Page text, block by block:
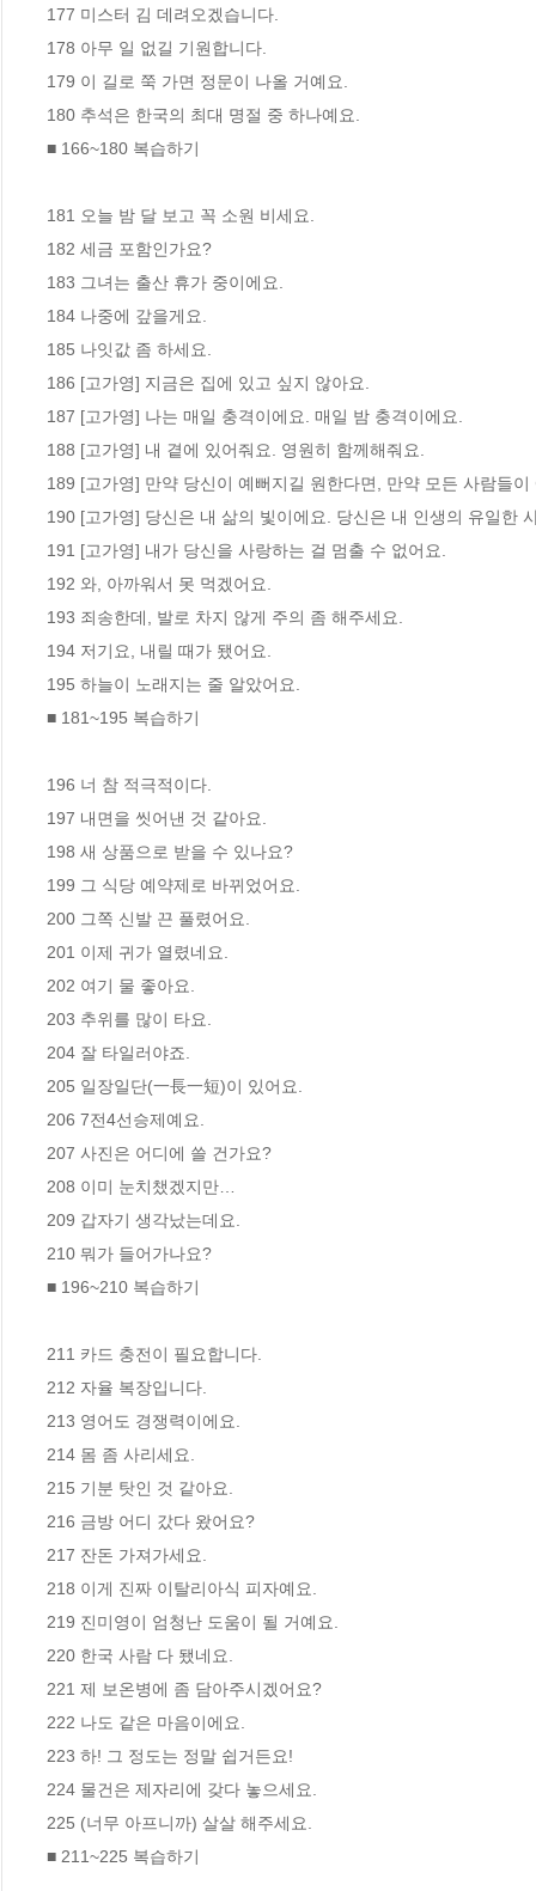
177 미스터 김 데려오겠습니다.
178 아무 일 없길 기원합니다.
179 이 길로 쭉 가면 정문이 나올 거예요.
180 추석은 한국의 최대 명절 중 하나예요.
■ 166~180 복습하기
181 오늘 밤 달 보고 꼭 소원 비세요.
182 세금 포함인가요?
183 그녀는 출산 휴가 중이에요.
184 나중에 갚을게요.
185 나잇값 좀 하세요.
186 [고가영] 지금은 집에 있고 싶지 않아요.
187 [고가영] 나는 매일 충격이에요. 매일 밤 충격이에요.
188 [고가영] 내 곁에 있어줘요. 영원히 함께해줘요.
189 [고가영] 만약 당신이 예뻐지길 원한다면, 만약 모든 사람들
190 [고가영] 당신은 내 삶의 빛이에요. 당신은 내 인생의 유일한
191 [고가영] 내가 당신을 사랑하는 걸 멈출 수 없어요.
192 와, 아까워서 못 먹겠어요.
193 죄송한데, 발로 차지 않게 주의 좀 해주세요.
194 저기요, 내릴 때가 됐어요.
195 하늘이 노래지는 줄 알았어요.
■ 181~195 복습하기
196 너 참 적극적이다.
197 내면을 씻어낸 것 같아요.
198 새 상품으로 받을 수 있나요?
199 그 식당 예약제로 바뀌었어요.
200 그쪽 신발 끈 풀렸어요.
201 이제 귀가 열렸네요.
202 여기 물 좋아요.
203 추위를 많이 타요.
204 잘 타일러야죠.
205 일장일단(一長一短)이 있어요.
206 7전4선승제예요.
207 사진은 어디에 쓸 건가요?
208 이미 눈치챘겠지만…
209 갑자기 생각났는데요.
210 뭐가 들어가나요?
■ 196~210 복습하기
211 카드 충전이 필요합니다.
212 자율 복장입니다.
213 영어도 경쟁력이에요.
214 몸 좀 사리세요.
215 기분 탓인 것 같아요.
216 금방 어디 갔다 왔어요?
217 잔돈 가져가세요.
218 이게 진짜 이탈리아식 피자예요.
219 진미영이 엄청난 도움이 될 거예요.
220 한국 사람 다 됐네요.
221 제 보온병에 좀 담아주시겠어요?
222 나도 같은 마음이에요.
223 하! 그 정도는 정말 쉽거든요!
224 물건은 제자리에 갖다 놓으세요.
225 (너무 아프니까) 살살 해주세요.
■ 211~225 복습하기